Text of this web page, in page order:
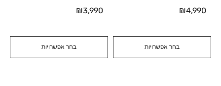
בחר אפשרויות
₪4,990
בחר אפשרויות
₪3,990